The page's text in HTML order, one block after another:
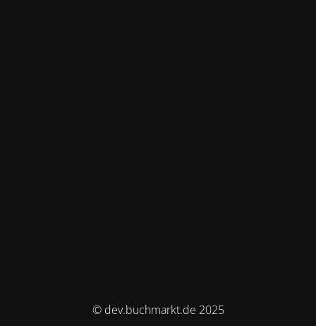
© dev.buchmarkt.de 2025